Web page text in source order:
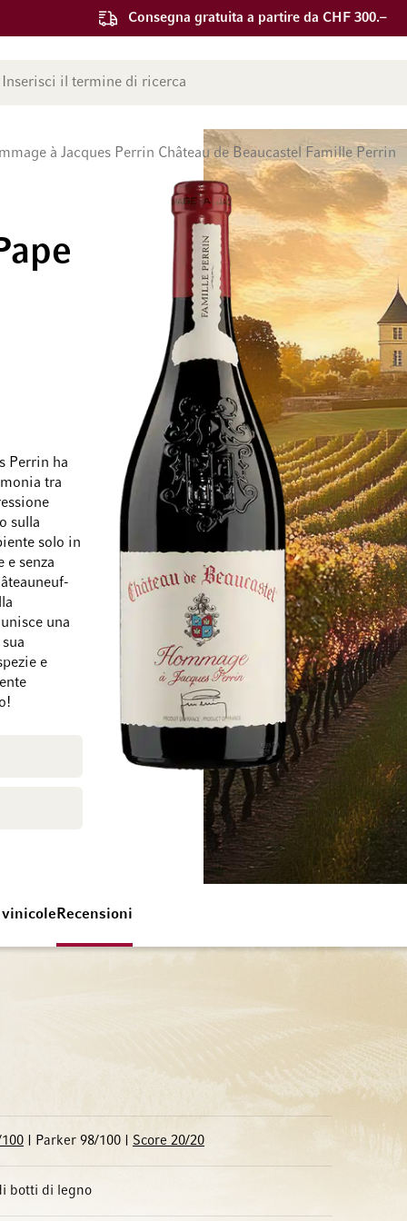
Consegna gratuita a partire da CHF 300.–
à Jacques Perrin Château de Beaucastel Famille Perrin
Perrin ha
tra
sulla
solo in
senza
una
e
Vai alla fine della galleria di immaginiVai all'inizio della
Recensioni
| Parker 98/100 | Score 20/20
botti di legno